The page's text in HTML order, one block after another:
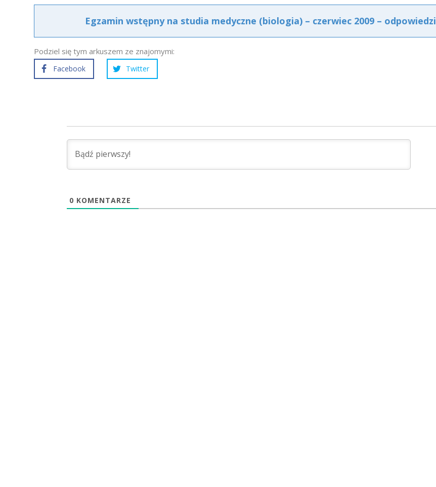
Egzamin wstępny na studia medyczne (biologia) – czerwiec 2009 – odpowiedzi
Podziel się tym arkuszem ze znajomymi:
Facebook Twitter
0 KOMENTARZE